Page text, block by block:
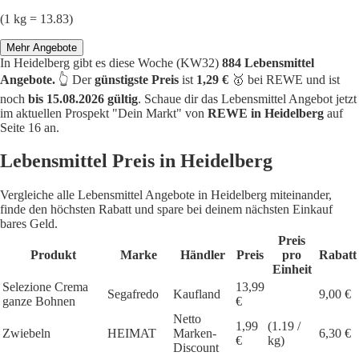
(1 kg = 13.83)
Mehr Angebote
In Heidelberg gibt es diese Woche (KW32) 884 Lebensmittel
Angebote. 👆 Dergünstigste Preis ist 1,29 € 🥇 bei REWE und ist
noch bis 15.08.2026 gültig. Schaue dir das Lebensmittel Angebot jetzt
im aktuellen Prospekt "Dein Markt" von REWE in Heidelberg auf
Seite 16 an.
Lebensmittel Preis in Heidelberg
Vergleiche alle Lebensmittel Angebote in Heidelberg miteinander,
finde den höchsten Rabatt und spare bei deinem nächsten Einkauf
bares Geld.
Produkt Marke Händler Preis
Preis
pro
Einheit
Rabatt
Selezione Crema
ganze Bohnen
Segafredo Kaufland
13,99
€
9,00 €
Zwiebeln HEIMAT
Netto
Marken-
Discount
1,99
€
(1.19 /
kg)
6,30 €